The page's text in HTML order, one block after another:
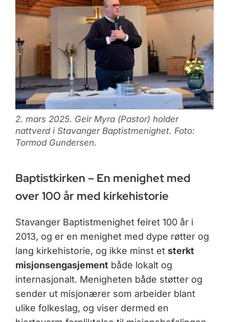
2. mars 2025. Geir Myra (Pastor) holder
nattverd i Stavanger Baptistmenighet. Foto:
Tormod Gundersen.
Baptistkirken – En menighet med
over 100 år med kirkehistorie
Stavanger Baptistmenighet feiret 100 år i
2013, og er en menighet med dype røtter og
lang kirkehistorie, og ikke minst et sterkt
misjonsengasjement både lokalt og
internasjonalt. Menigheten både støtter og
sender ut misjonærer som arbeider blant
ulike folkeslag, og viser dermed en